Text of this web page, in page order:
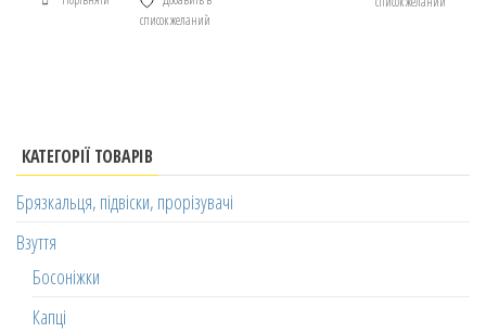
список желаний
КАТЕГОРІЇ ТОВАРІВ
Брязкальця, підвіски, прорізувачі
Взуття
Босоніжки
Капці